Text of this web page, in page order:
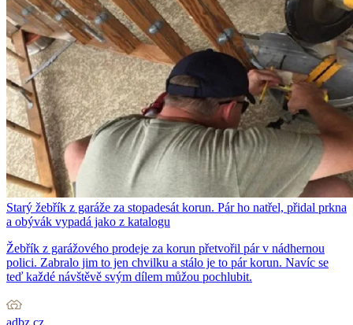
Starý žebřík z garáže za stopadesát korun. Pár ho natřel, přidal prkna
a obývák vypadá jako z katalogu
Žebřík z garážového prodeje za korun přetvořil pár v nádhernou
polici. Zabralo jim to jen chvilku a stálo je to pár korun. Navíc se
teď každé návštěvě svým dílem můžou pochlubit.
adbz.cz